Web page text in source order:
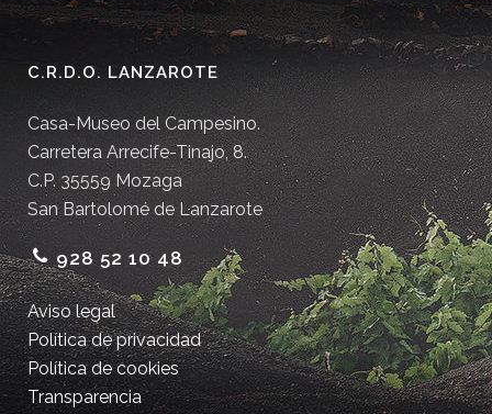
C.R.D.O. LANZAROTE
Casa-Museo del Campesino.
Carretera Arrecife-Tinajo, 8.
C.P. 35559 Mozaga
San Bartolomé de Lanzarote
928 52 10 48
Aviso legal
Política de privacidad
Política de cookies
Transparencia